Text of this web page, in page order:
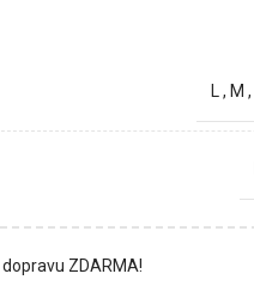
L , M ,
ZDARMA!